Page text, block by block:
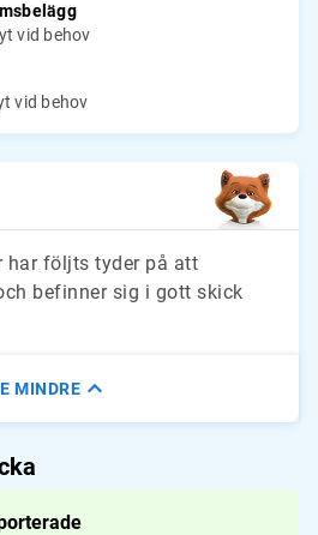
vid behov
vid behov
har följts tyder på att
befinner sig i gott skick
MINDRE